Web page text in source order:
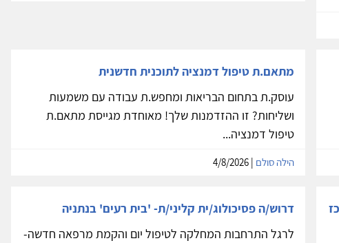
מתאם.ת טיפול דמנציה לתוכנית חדשנית
עוסק.ת בתחום הבריאות ומחפש.ת עבודה עם משמעות
ושליחות? זו ההזדמנות שלך! מאוחדת מגייסת מתאם.ת
טיפול דמנציה...
הילה סולם | 4/8/2026
דרוש/ה פסיכולוג/ית קליני/ת- 'בית רעים' בנתניה
לרגל התרחבות המחלקה לטיפול יום והקמת מרפאה חדשה-